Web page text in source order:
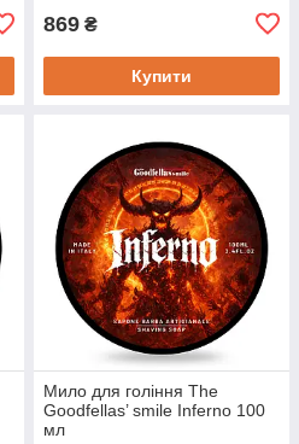
869 ₴
Купити
Мило для гоління The
Goodfellas’ smile Inferno 100
мл